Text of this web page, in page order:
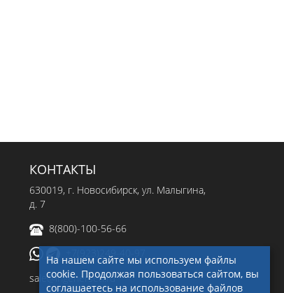
КОНТАКТЫ
630019, г. Новосибирск, ул. Малыгина,
д. 7
8(800)-100-56-66
sale@ingenerseti.ru
На нашем сайте мы используем файлы
cookie. Продолжая пользоваться сайтом, вы
соглашаетесь на использование файлов